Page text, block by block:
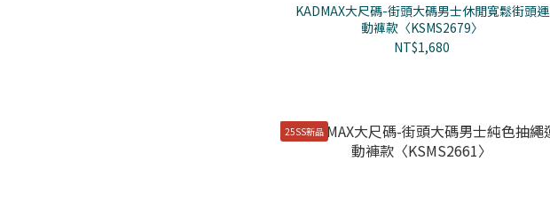
KADMAX大尺碼-街頭大碼男士休閒寬鬆街頭運
動褲款〈KSMS2679〉
NT$1,680
25SS新品